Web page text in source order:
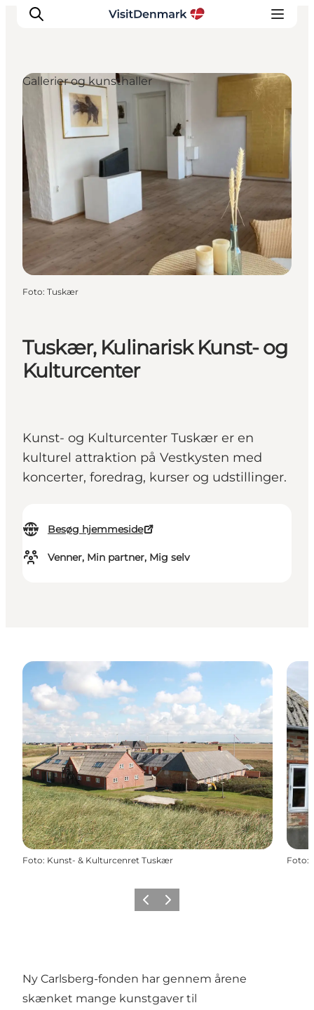
Inspiration
Destinationer
Oplevelser
Overnatning
Planlæg ferien
Tuskær, Kulinarisk Kunst- og
Kulturcenter
Kunst- og Kulturcenter Tuskær er en
kulturel attraktion på Vestkysten med
koncerter, foredrag, kurser og udstillinger.
Besøg hjemmeside
Venner, Min partner, Mig selv
Gallerier og kunsthaller
Foto: Tuskær
Foto: Kunst- & Kulturcenret Tuskær Foto:
ForrigeNæste
Ny Carlsberg-fonden har gennem årene
skænket mange kunstgaver til